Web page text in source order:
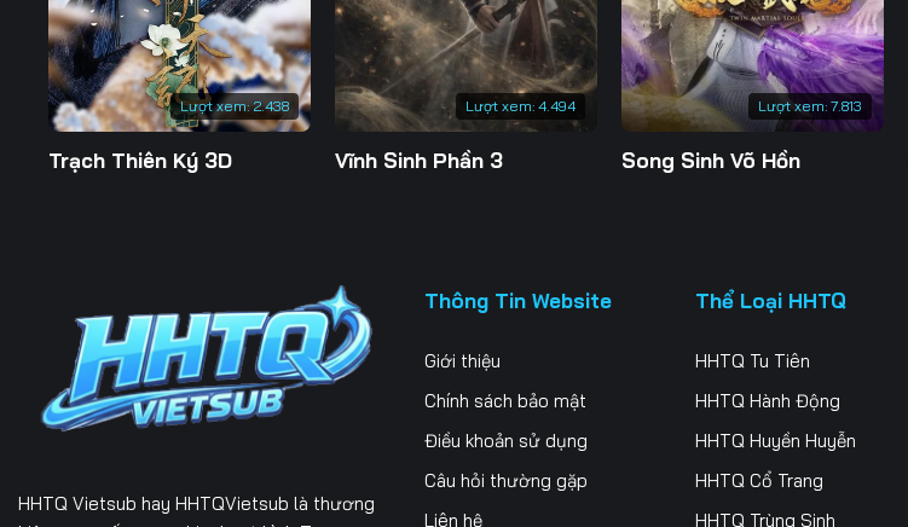
Lượt xem:2.438
Trạch Thiên Ký 3D
Lượt xem: 4.494
Vĩnh Sinh Phần 3
Lượt xem: 7.813
Song Sinh Võ Hồn
HHTQ Vietsub hay HHTQVietsub là thương
Thông Tin Website
Giới thiệu
Chính sách bảo mật
Điều khoản sử dụng
Câu hỏi thường gặp
Liên hệ
Thể Loại HHTQ
HHTQ Tu Tiên
HHTQ Hành Động
HHTQ Huyền Huyễn
HHTQ Cổ Trang
HHTQ Trùng Sinh